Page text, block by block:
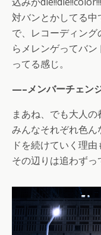
対バンとかしてる中
で、レコーディン
らメレンゲってバ
ってる感じ。
—–メンバーチェン
まあね、でも大人の
みんなそれぞれ色
ドを続けていく理
その辺りは追わずっ